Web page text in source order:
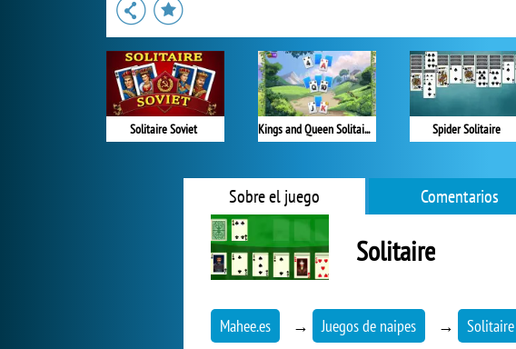
Solitaire Soviet Kings and Queen Solitaire Tripeaks Spider Solitaire
Sobre el juego Comentarios
Solitaire
Mahee.es → Juegos de naipes → Solitaire